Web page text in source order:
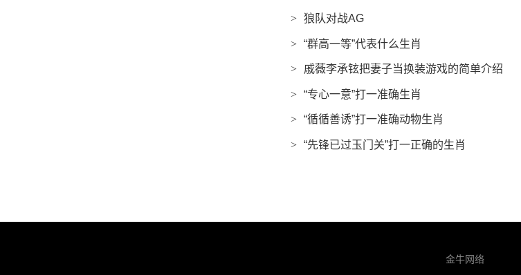
> 狼队对战AG
> “群高一等”代表什么生肖
> 戚薇李承铉把妻子当换装游戏的简单介绍
> “专心一意”打一准确生肖
> “循循善诱”打一准确动物生肖
> “先锋已过玉门关”打一正确的生肖
金牛网络